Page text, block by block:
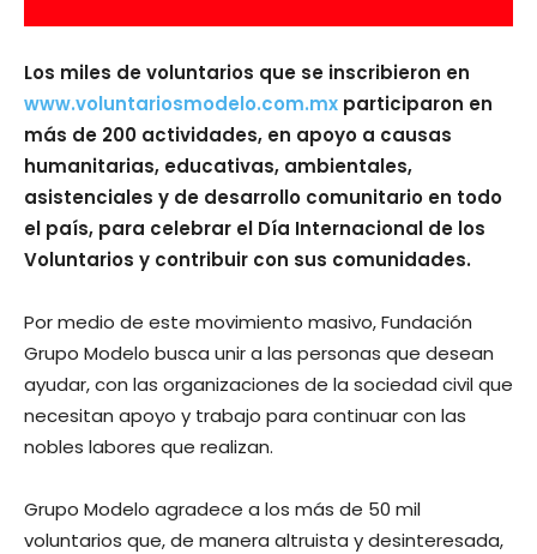
Los miles de voluntarios que se inscribieron en
www.voluntariosmodelo.com.mx participaron en
más de 200 actividades, en apoyo a causas
humanitarias, educativas, ambientales,
asistenciales y de desarrollo comunitario en todo
el país, para celebrar el Día Internacional de los
Voluntarios y contribuir con sus comunidades.
Por medio de este movimiento masivo, Fundación
Grupo Modelo busca unir a las personas que desean
ayudar, con las organizaciones de la sociedad civil que
necesitan apoyo y trabajo para continuar con las
nobles labores que realizan.
Grupo Modelo agradece a los más de 50 mil
voluntarios que, de manera altruista y desinteresada,